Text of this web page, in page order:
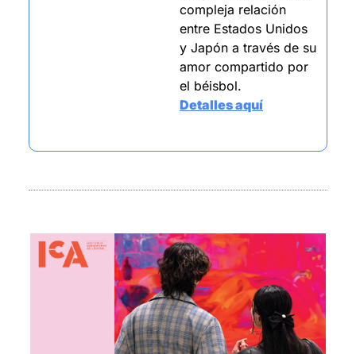
compleja relación
entre Estados Unidos
y Japón a través de su
amor compartido por
el béisbol.
Detalles aquí